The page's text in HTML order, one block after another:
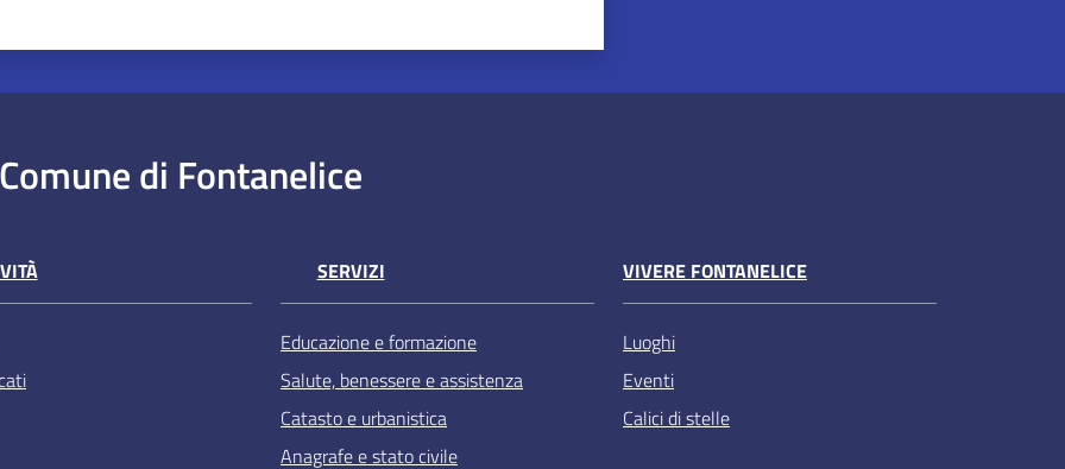
Comune di Fontanelice
SERVIZI
Educazione e formazione
Salute, benessere e assistenza
Catasto e urbanistica
Anagrafe e stato civile
VIVERE FONTANELICE
Luoghi
Eventi
Calici di stelle